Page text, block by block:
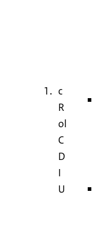
c
R
ol
C
D
I
U